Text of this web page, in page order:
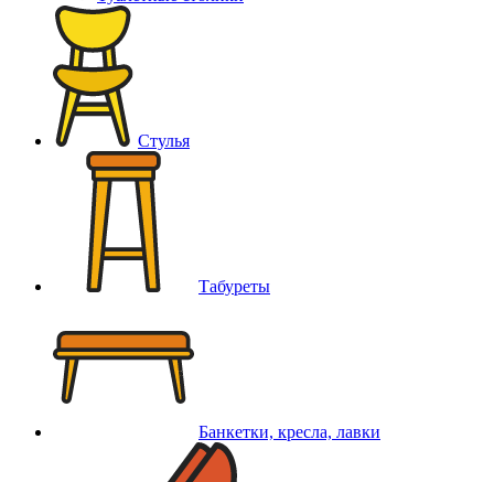
Стулья
Табуреты
Банкетки, кресла, лавки